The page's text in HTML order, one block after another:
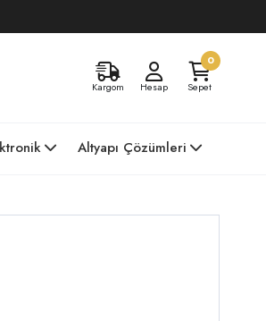
Kargom Hesap
0
Sepet
Altyapı Çözümleri